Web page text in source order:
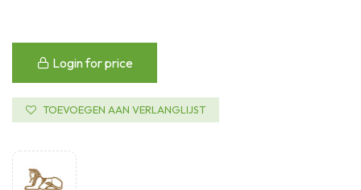
Login for price
TOEVOEGEN AAN VERLANGLIJST